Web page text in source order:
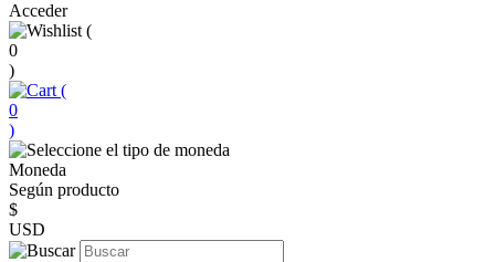
Acceder
(
0
)
(
0
)
Moneda
Según producto
$
USD